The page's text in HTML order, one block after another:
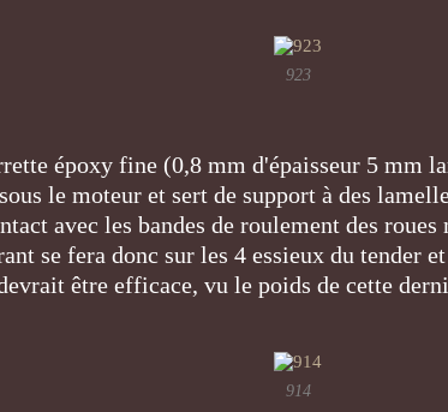
923
époxy fine (0,8 mm d'épaisseur 5 mm
le moteur et sert de support à des
avec les bandes de roulement des
se fera donc sur les 4 essieux du tender
être efficace, vu le poids de cette
914